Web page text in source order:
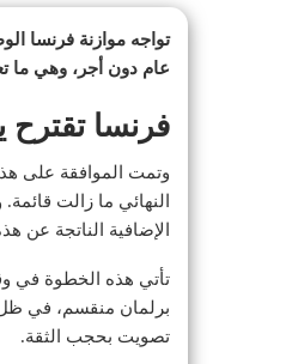
عام دون أجر، وهي ما
فرنسا تقترح
وتمت الموافقة على
الإضافية الناتجة عن
برلمان منقسم، في ظل
تصويت بحجب الثقة.